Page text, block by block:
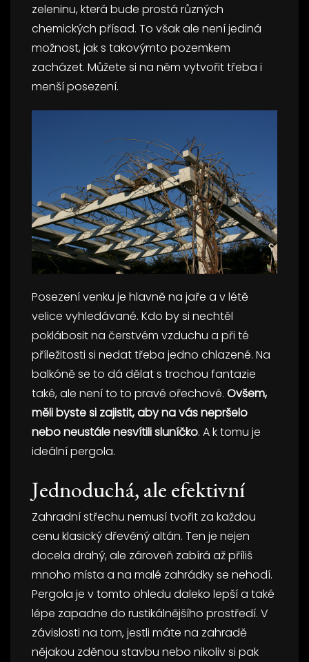
zeleninu, která bude prostá různých
chemických přísad. To však ale není jediná
možnost, jak s takovýmto pozemkem
zacházet. Můžete si na něm vytvořit třeba i
menší posezení.
Posezení venku je hlavně na jaře a v létě
velice vyhledávané. Kdo by si nechtěl
poklábosit na čerstvém vzduchu a při té
příležitosti si nedat třeba jedno chlazené. Na
balkóně se to dá dělat s trochou fantazie
také, ale není to to pravé ořechové. Ovšem,
měli byste si zajistit, aby na vás nepršelo
nebo neustále nesvítili sluníčko. A k tomu je
ideální pergola.
Jednoduchá, ale efektivní
Zahradní střechu nemusí tvořit za každou
cenu klasický dřevěný altán. Ten je nejen
docela drahý, ale zároveň zabírá až příliš
mnoho místa a na malé zahrádky se nehodí.
Pergola je v tomto ohledu daleko lepší a také
lépe zapadne do rustikálnějšího prostředí. V
závislosti na tom, jestli máte na zahradě
nějakou zděnou stavbu nebo nikoliv si pak